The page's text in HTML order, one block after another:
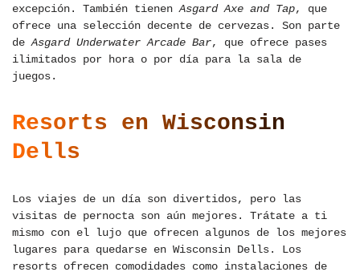
excepción. También tienenAsgard Axe and Tap, que
ofrece una selección decente de cervezas. Son parte
deAsgard Underwater Arcade Bar, que ofrece pases
ilimitados por hora o por día para la sala de
juegos.
Resorts en Wisconsin
Dells
Los viajes de un día son divertidos, pero las
visitas de pernocta son aún mejores. Trátate a ti
mismo con el lujo que ofrecen algunos de los mejores
lugares para quedarse en Wisconsin Dells. Los
resorts ofrecen comodidades como instalaciones de